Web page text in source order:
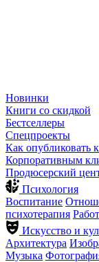
Новинки
Книги со скидкой
Бестселлеры
Спецпроекты
Как опубликовать
Корпоративным
Продюсерский
Психология
Воспитание
психотерапия
Искусство и
Архитектура
Музыка